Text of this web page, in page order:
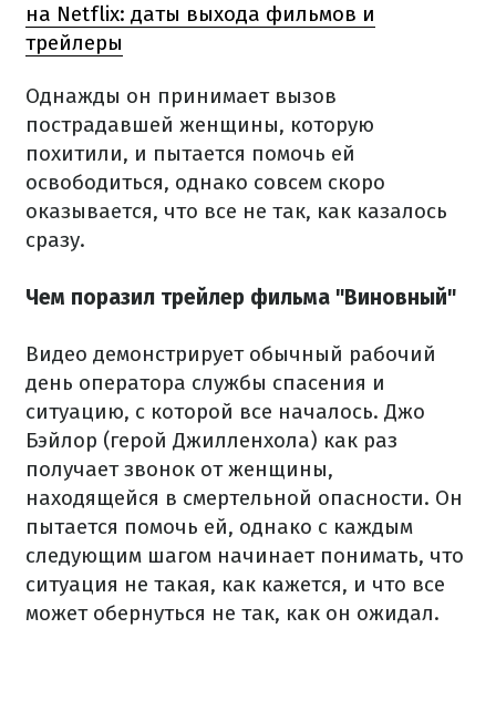
на Netflix: даты выхода фильмов и
трейлеры
Однажды он принимает вызов
пострадавшей женщины, которую
похитили, и пытается помочь ей
освободиться, однако совсем скоро
оказывается, что все не так, как казалось
сразу.
Чем поразил трейлер фильма "Виновный"
Видео демонстрирует обычный рабочий
день оператора службы спасения и
ситуацию, с которой все началось. Джо
Бэйлор (герой Джилленхола) как раз
получает звонок от женщины,
находящейся в смертельной опасности. Он
пытается помочь ей, однако с каждым
следующим шагом начинает понимать, что
ситуация не такая, как кажется, и что все
может обернуться не так, как он ожидал.